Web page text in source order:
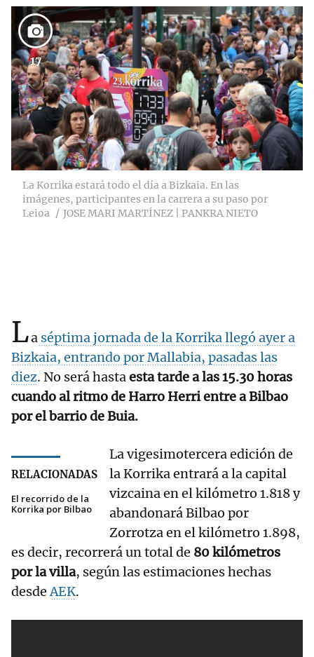
17
La Korrika estará todo el día a Bizkaia. En las
imágenes, participantes en la carrera a su paso por
Leioa
JOSE MARI MARTÍNEZ | PANKRA NIETO
La séptima jornada de la Korrika llegó ayer a
Bizkaia, entrando por Mallabia, pasadas las
diez. No será hastaesta tarde a las 15.30 horas
cuando al ritmo de Harro Herri entre a Bilbao
por el barrio de Buia.
RELACIONADAS
El recorrido de la
Korrika por Bilbao
La vigesimotercera edición de
la Korrika entrará a la capital
vizcaina en el kilómetro 1.818 y
abandonará Bilbao por
Zorrotza en el kilómetro 1.898,
es decir, recorrerá un total de 80 kilómetros
por la villa, según las estimaciones hechas
desdeAEK.